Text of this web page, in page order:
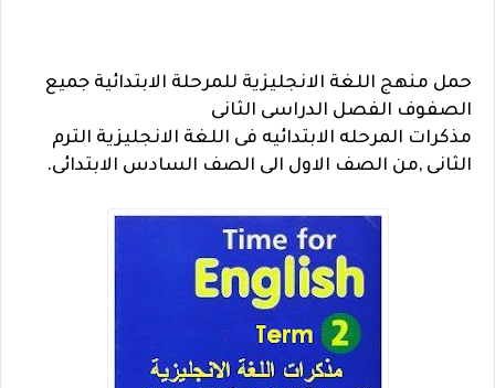
حمل منهج اللغة الانجليزية للمرحلة الابتدائية جميع
الصفوف الفصل الدراسى الثانى
مذكرات المرحله الابتدائيه فى اللغة الانجليزية الترم
الثانى ,من الصف الاول الى الصف السادس الابتدائى.